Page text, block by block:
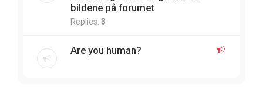
bildene på forumet
Replies: 3
Are you human?